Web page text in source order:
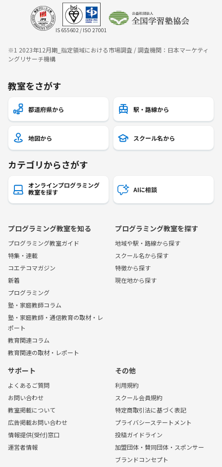
IS 655602 / ISO 27001
※1 2023年12月期_指定領域における市場調査 / 調査機関：日本マーケティ
ングリサーチ機構
教室をさがす
都道府県から 駅・路線から
地図から スクール名から
カテゴリからさがす
オンラインプログラミング
教室を探す
AIに相談
プログラミング教室を知る
プログラミング教室ガイド
特集・連載
コエテコマガジン
新着
プログラミング
塾・家庭教師コラム
塾・家庭教師・通信教育の取材・レ
ポート
教育関連コラム
教育関連の取材・レポート
プログラミング教室を探す
地域や駅・路線から探す
スクール名から探す
特徴から探す
現在地から探す
サポート
よくあるご質問
お問い合わせ
教室掲載について
広告掲載お問い合わせ
情報提供(受付)窓口
運営者情報
その他
利用規約
スクール会員規約
特定商取引法に基づく表記
プライバシーステートメント
投稿ガイドライン
加盟団体・賛同団体・スポンサー
ブランドコンセプト